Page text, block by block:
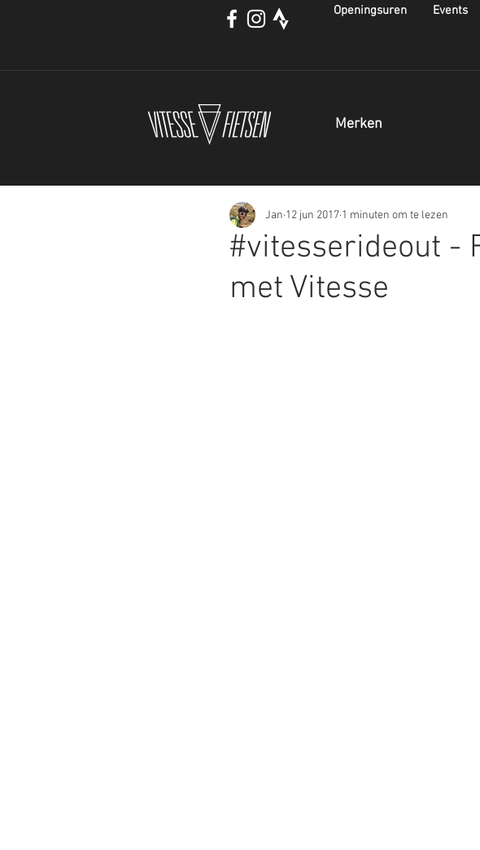
Openingsuren Events
Merken
#vitesserideout -
met Vitesse
Jan 12 jun 2017 1 minuten om te lezen